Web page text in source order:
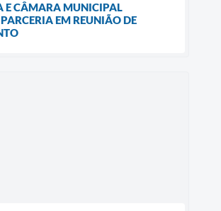
E CÂMARA MUNICIPAL
EM REUNIÃO DE